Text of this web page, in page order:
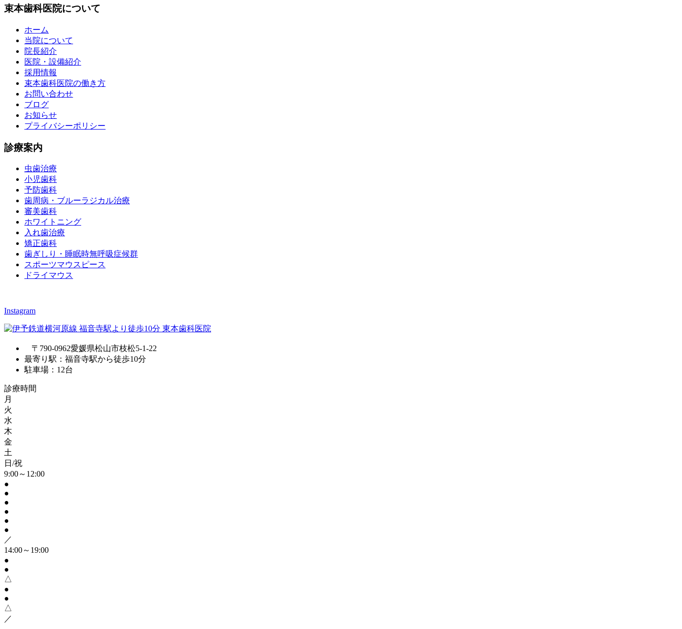
束本歯科医院について
ホーム
当院について
院長紹介
医院・設備紹介
採用情報
束本歯科医院の働き方
お問い合わせ
ブログ
お知らせ
プライバシーポリシー
診療案内
虫歯治療
小児歯科
予防歯科
歯周病・ブルーラジカル治療
審美歯科
ホワイトニング
入れ歯治療
矯正歯科
歯ぎしり・睡眠時無呼吸症候群
スポーツマウスピース
ドライマウス
Instagram
〒790-0962愛媛県松山市枝松5-1-22
最寄り駅：福音寺駅から徒歩10分
駐車場：12台
診療時間
月
火
水
木
金
土
日/祝
9:00～12:00
●
●
●
●
●
●
／
14:00～19:00
●
●
△
●
●
△
／